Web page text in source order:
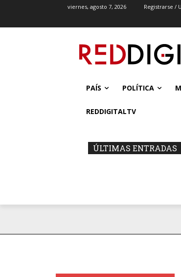
viernes, agosto 7, 2026 Registrarse /
PAÍS POLÍTICA
REDDIGITALTV
ÚLTIMAS ENTRADAS